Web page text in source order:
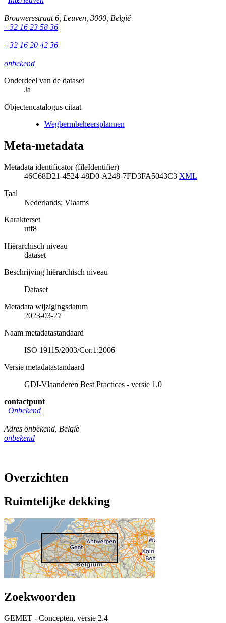
Brouwersstraat 6, Leuven, 3000, België
+32 16 23 58 36
+32 16 20 42 36
onbekend
Onderdeel van de dataset
Ja
Objectencatalogus citaat
Wegbermbeheersplannen
Meta-metadata
Metadata identificator (fileIdentifier)
46C68D21-4524-48D0-A248-7FD3FA5043C3 XML
Taal
Nederlands; Vlaams
Karakterset
utf8
Hiërarchisch niveau
dataset
Beschrijving hiërarchisch niveau
Dataset
Metadata wijzigingsdatum
2023-03-27
Naam metadatastandaard
ISO 19115/2003/Cor.1:2006
Versie metadatastandaard
GDI-Vlaanderen Best Practices - versie 1.0
contactpunt
Onbekend
Adres onbekend België
onbekend
Overzichten
Ruimtelijke dekking
Zoekwoorden
GEMET - Concepten, versie 2.4